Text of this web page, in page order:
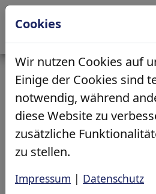
Start Impressum
Impressum
Gebäudetechnik Bethel
Cookies
Wir nutzen Cookies auf
Einige der Cookies sind
notwendig, während
diese Website zu
zusätzliche
zu stellen.
Impressum | Datenschutz
Heizung | Sanitär |
Übersicht: Heizung | Sanitär
3D-Badplaner
Über uns
Übersicht: Über uns
Ausbildung